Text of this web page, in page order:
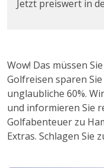
Jetzt preiswert in
Wow! Das müssen
Golfreisen sparen
unglaubliche 60%.
und informieren Sie
Golfabenteuer zu
Extras. Schlagen Sie